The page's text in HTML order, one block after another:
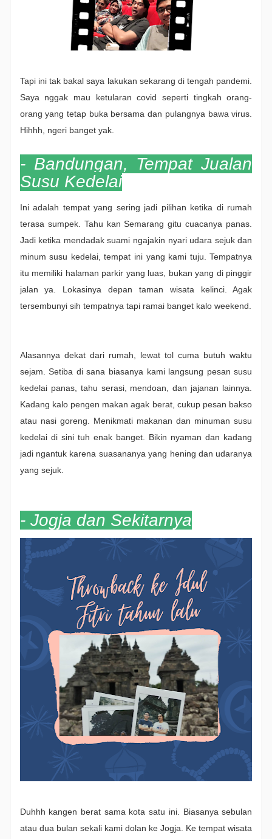
Tapi ini tak bakal saya lakukan sekarang di tengah pandemi.
Saya nggak mau ketularan covid seperti tingkah orang-
orang yang tetap buka bersama dan pulangnya bawa virus.
Hihhh, ngeri banget yak.
- Bandungan, Tempat Jualan
Susu Kedelai
Ini adalah tempat yang sering jadi pilihan ketika di rumah
terasa sumpek. Tahu kan Semarang gitu cuacanya panas.
Jadi ketika mendadak suami ngajakin nyari udara sejuk dan
minum susu kedelai, tempat ini yang kami tuju. Tempatnya
itu memiliki halaman parkir yang luas, bukan yang di pinggir
jalan ya. Lokasinya depan taman wisata kelinci. Agak
tersembunyi sih tempatnya tapi ramai banget kalo weekend.
Alasannya dekat dari rumah, lewat tol cuma butuh waktu
sejam. Setiba di sana biasanya kami langsung pesan susu
kedelai panas, tahu serasi, mendoan, dan jajanan lainnya.
Kadang kalo pengen makan agak berat, cukup pesan bakso
atau nasi goreng. Menikmati makanan dan minuman susu
kedelai di sini tuh enak banget. Bikin nyaman dan kadang
jadi ngantuk karena suasananya yang hening dan udaranya
yang sejuk.
- Jogja dan Sekitarnya
Duhhh kangen berat sama kota satu ini. Biasanya sebulan
atau dua bulan sekali kami dolan ke Jogja. Ke tempat wisata